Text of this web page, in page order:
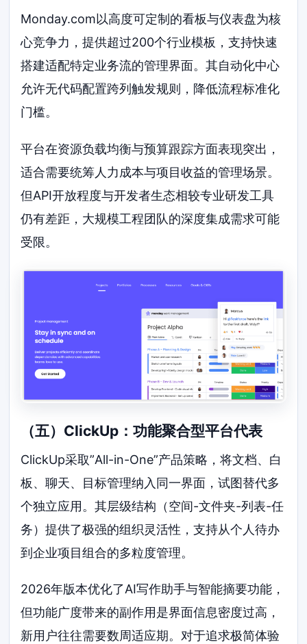
Monday.com以高度可定制的看板与仪表盘为核
心竞争力，提供超过200个行业模板，支持快速
搭建适配特定业务流的管理界面。其自动化中心
允许无代码配置跨列触发规则，降低流程标准化
门槛。
平台在资源负载均衡与预算跟踪方面表现突出，
适合需要统筹人力成本与项目收益的管理场景。
但API开放程度与开发者生态相较专业研发工具
仍有差距，大规模工程团队的深度集成需求可能
受限。
（五）ClickUp：功能聚合型平台代表
ClickUp采取”All-in-One”产品策略，将文档、白
板、聊天、目标管理纳入同一界面，试图替代多
个独立应用。其层级结构（空间-文件夹-列表-任
务）提供了极强的组织灵活性，支持从个人待办
到企业项目组合的多粒度管理。
2026年版本优化了AI写作助手与智能摘要功能，
但功能广度带来的副作用是界面信息密度过高，
新用户往往需要数周适应期。对于追求极简体验